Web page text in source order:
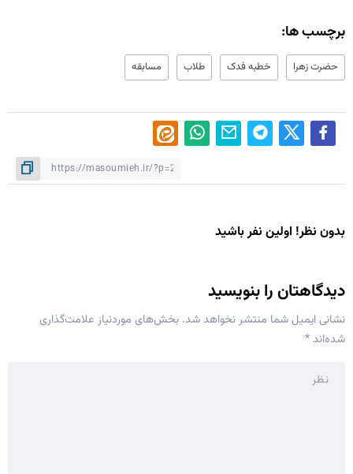
برچسب ها:
حضرت زهرا خطبه فدک طلاب مسابقه
بدون نظر! اولین نفر باشید
دیدگاهتان را بنویسید
نشانی ایمیل شما منتشر نخواهد شد. بخش‌های موردنیاز علامت‌گذاری
شده‌اند*